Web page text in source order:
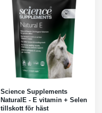
Science Supplements
NaturalE - E vitamin + Selen
tillskott för häst